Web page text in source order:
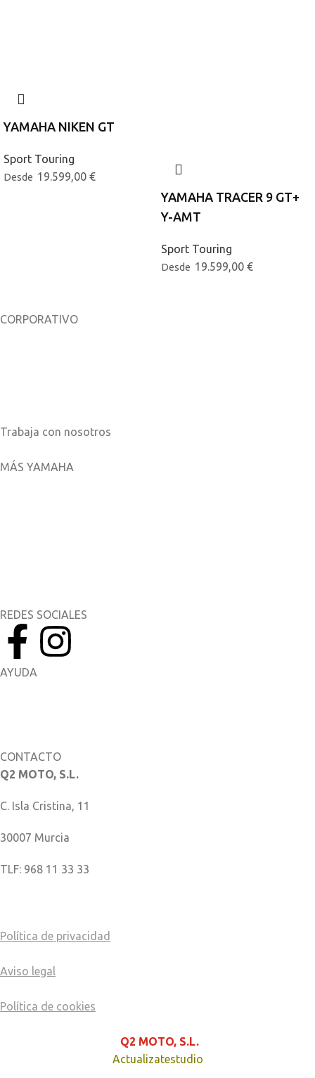
YAMAHA NIKEN GT
Sport Touring
Desde 19.599,00 €
YAMAHA TRACER 9 GT+
Y-AMT
Sport Touring
Desde 19.599,00 €
CORPORATIVO
Trabaja con nosotros
MÁS YAMAHA
REDES SOCIALES
AYUDA
CONTACTO
Q2 MOTO, S.L.
C. Isla Cristina, 11
30007 Murcia
TLF: 968 11 33 33
Política de privacidad
Aviso legal
Política de cookies
Q2 MOTO, S.L.
Actualizatestudio